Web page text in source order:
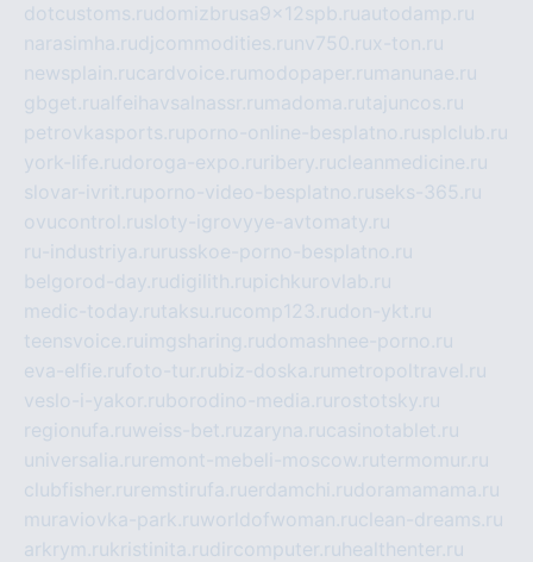
dotcustoms.rudomizbrusa9x12spb.ruautodamp.ru
narasimha.rudjcommodities.ru nv750.rux-ton.ru
newsplain.rucardvoice.ru modopaper.ru manunae.ru
gbget.rualfeihavsalnassr.ru madoma.rutajuncos.ru
petrovkasports.ruporno-online-besplatno.rusplclub.ru
york-life.rudoroga-expo.ru ribery.rucleanmedicine.ru
slovar-ivrit.ruporno-video-besplatno.ruseks-365.ru
ovucontrol.rusloty-igrovyye-avtomaty.ru
ru-industriya.ru russkoe-porno-besplatno.ru
belgorod-day.rudigilith.rupichkurovlab.ru
medic-today.rutaksu.rucomp123.rudon-ykt.ru
teensvoice.ru imgsharing.rudomashnee-porno.ru
eva-elfie.rufoto-tur.rubiz-doska.ru metropoltravel.ru
veslo-i-yakor.ruborodino-media.ru rostotsky.ru
regionufa.ruweiss-bet.ruzaryna.rucasinotablet.ru
universalia.ru remont-mebeli-moscow.rutermomur.ru
clubfisher.ru remstirufa.ruerdamchi.rudoramamama.ru
muraviovka-park.ruworldofwoman.ruclean-dreams.ru
arkrym.rukristinita.rudircomputer.ru healthenter.ru